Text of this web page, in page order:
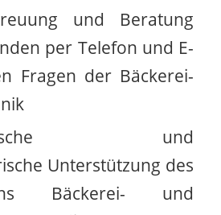
und Beratung
per Telefon und E-
Fragen der Bäckerei-
und
Unterstützung des
Bäckerei- und